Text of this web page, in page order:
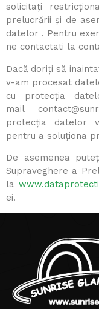
solicitați
prelucrării și de
datelor . Pentru
ne contactati la
Dacă doriți să
v-am procesat
cu protecția
mail
protecția datelor
pentru a soluționa
De asemenea
Supraveghere a
la
ei.